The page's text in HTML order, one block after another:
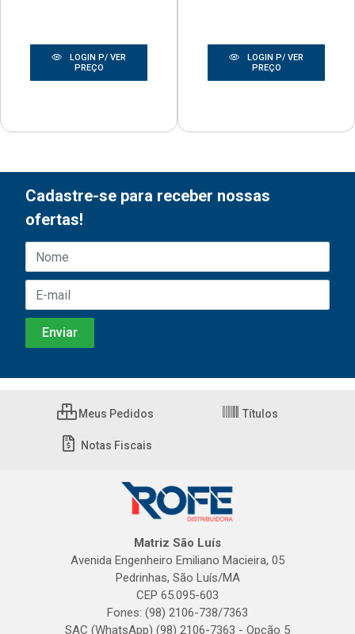
LOGIN P/ VER
PREÇO
LOGIN P/ VER
PREÇO
Cadastre-se para receber nossas
ofertas!
Meus Pedidos Títulos
Notas Fiscais
Matriz São Luís
Avenida Engenheiro Emiliano Macieira, 05
Pedrinhas, São Luís/MA
CEP 65.095-603
Fones: (98) 2106-738/7363
SAC (WhatsApp) (98) 2106-7363 - Opção 5